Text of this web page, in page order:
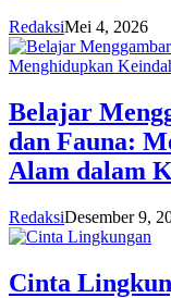
RedaksiMei 4, 2026
Belajar
dan Fauna:
Alam dalam
RedaksiDesember 9,
Cinta